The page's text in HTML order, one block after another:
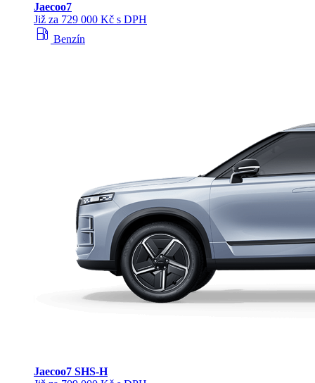
Jaecoo7
Již za 729 000 Kč s DPH
local_gas_station Benzín
Jaecoo7 SHS-H